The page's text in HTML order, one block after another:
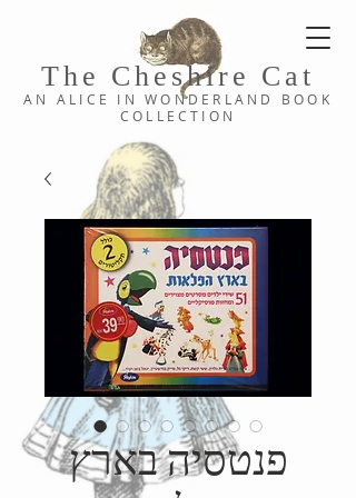
The Cheshire C at
AN ALICE IN WONDERLAND BOOK
COLLE CTION
פנטסיה בארץ